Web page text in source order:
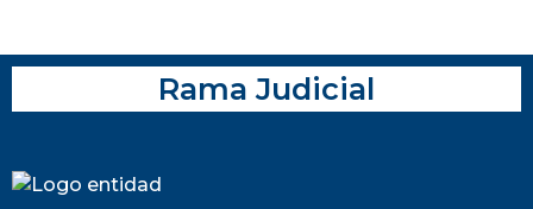
Rama Judicial